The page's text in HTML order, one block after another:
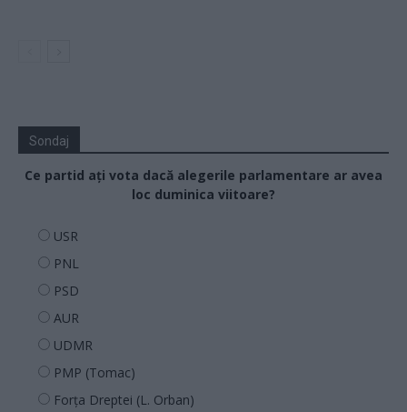
Sondaj
Ce partid ați vota dacă alegerile parlamentare ar avea
loc duminica viitoare?
USR
PNL
PSD
AUR
UDMR
PMP (Tomac)
Forța Dreptei (L. Orban)